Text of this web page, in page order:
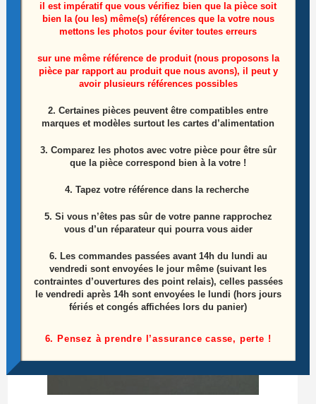
Nappe LVDS télé TCL 50C721 Référence: 0308
10,00 €
Ajouter au panier
il est impératif que vous vérifiez bien que la pièce soit
bien la (ou les) même(s) références que la votre nous
mettons les photos pour éviter toutes erreurs
sur une même référence de produit (nous proposons la
pièce par rapport au produit que nous avons), il peut y
avoir plusieurs références possibles
2. Certaines pièces peuvent être compatibles entre
marques et modèles surtout les cartes d’alimentation
3. Comparez les photos avec votre pièce pour être sûr
que la pièce correspond bien à la votre !
4. Tapez votre référence dans la recherche
5. Si vous n’êtes pas sûr de votre panne rapprochez
vous d’un réparateur qui pourra vous aider
6. Les commandes passées avant 14h du lundi au
vendredi sont envoyées le jour même (suivant les
contraintes d’ouvertures des point relais), celles passées
le vendredi après 14h sont envoyées le lundi (hors jours
fériés et congés affichées lors du panier)
6. Pensez à prendre l’assurance casse, perte !